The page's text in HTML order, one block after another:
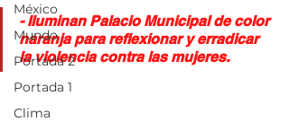
México
Mundo
Portada 2
Portada 1
Clima
- Iluminan Palacio Municipal de color
naranja para reflexionar y erradicar
la violencia contra las mujeres.